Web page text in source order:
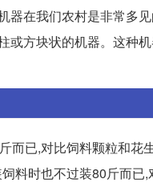
器在我们农村是非常多
或方块状的机器。这种
而已,对比饲料颗粒和
料时也不过装80斤而